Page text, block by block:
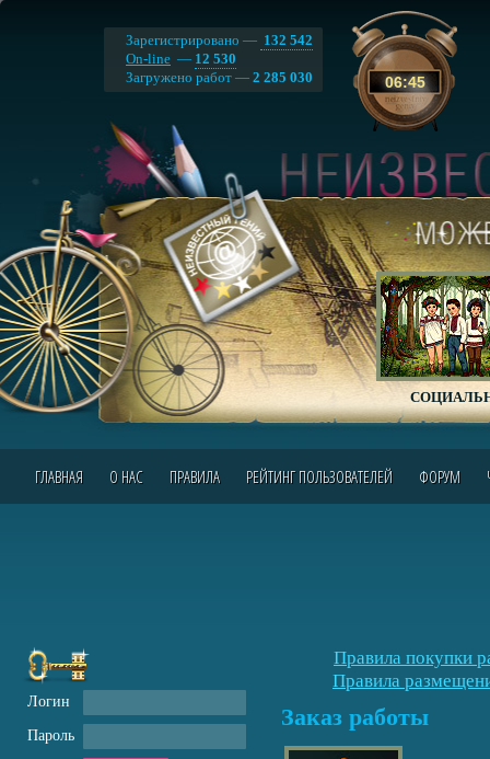
06:45
Зарегистрировано — 132 542
On-line — 12 530
Загружено работ — 2 285 030
ГЛАВНАЯ О НАС ПРАВИЛА РЕЙТИНГ ПОЛЬЗОВАТЕЛЕЙ ФОРУМ
Правила покупки
Правила
Заказ работы
Логин
Пароль